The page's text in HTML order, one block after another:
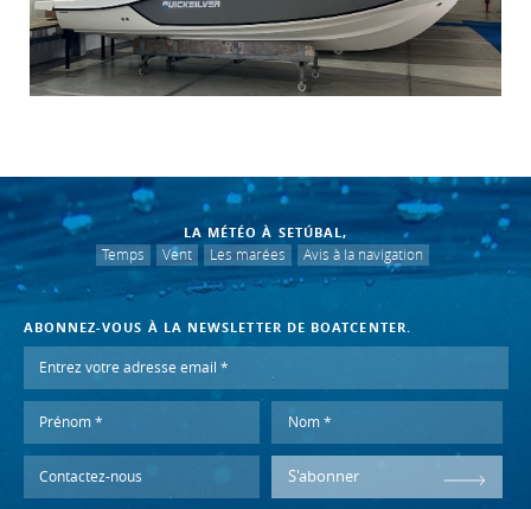
LA MÉTÉO À SETÚBAL,
Temps
Vent Les marées Avis à la navigation
ABONNEZ-VOUS À LA NEWSLETTER DE BOATCENTER.
S'abonner